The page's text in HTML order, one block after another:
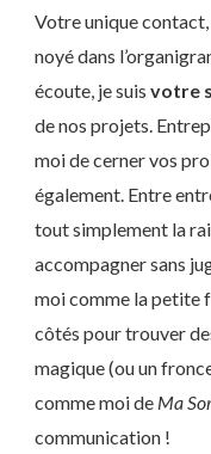
Votre unique contact,
noyé dans
écoute, je suis votre
de nos projets.
moi de cerner vos
également. Entre
tout simplement la
accompagner sans
moi comme la petite
côtés pour trouver
magique (ou un
comme moi de Ma
communication !